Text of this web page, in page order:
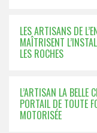
LES ARTISANS DE
MAÎTRISENT
LES ROCHES
L’ARTISAN LA BELLE
PORTAIL DE TOUTE
MOTORISÉE